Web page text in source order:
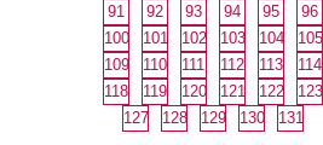
91
92 93 94 95 96
100
101 102 103 104 105
109
110 111 112 113 114
118
119 120 121 122 123
127
128 129 130 131